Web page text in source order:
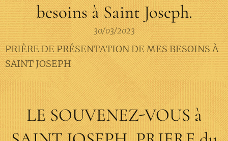
besoins à Saint Joseph.
30/03/2023
PRIÈRE DE PRÉSENTATION DE MES BESOINS À
SAINT JOSEPH
LE SOUVENEZ-VOUS à